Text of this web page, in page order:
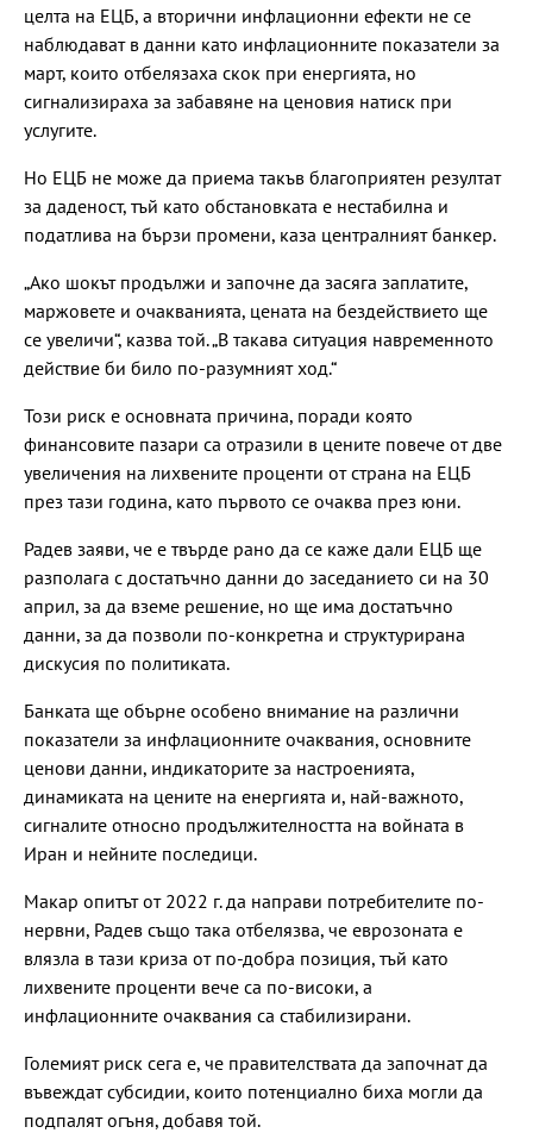
целта на ЕЦБ, а вторични инфлационни ефекти не се
наблюдават в данни като инфлационните показатели за
март, които отбелязаха скок при енергията, но
сигнализираха за забавяне на ценовия натиск при
услугите.
Но ЕЦБ не може да приема такъв благоприятен резултат
за даденост, тъй като обстановката е нестабилна и
податлива на бързи промени, каза централният банкер.
„Ако шокът продължи и започне да засяга заплатите,
маржовете и очакванията, цената на бездействието ще
се увеличи“, казва той. „В такава ситуация навременното
действие би било по-разумният ход.“
Този риск е основната причина, поради която
финансовите пазари са отразили в цените повече от две
увеличения на лихвените проценти от страна на ЕЦБ
през тази година, като първото се очаква през юни.
Радев заяви, че е твърде рано да се каже дали ЕЦБ ще
разполага с достатъчно данни до заседанието си на 30
април, за да вземе решение, но ще има достатъчно
данни, за да позволи по-конкретна и структурирана
дискусия по политиката.
Банката ще обърне особено внимание на различни
показатели за инфлационните очаквания, основните
ценови данни, индикаторите за настроенията,
динамиката на цените на енергията и, най-важното,
сигналите относно продължителността на войната в
Иран и нейните последици.
Макар опитът от 2022 г. да направи потребителите по-
нервни, Радев също така отбелязва, че еврозоната е
влязла в тази криза от по-добра позиция, тъй като
лихвените проценти вече са по-високи, а
инфлационните очаквания са стабилизирани.
Големият риск сега е, че правителствата да започнат да
въвеждат субсидии, които потенциално биха могли да
подпалят огъня, добавя той.